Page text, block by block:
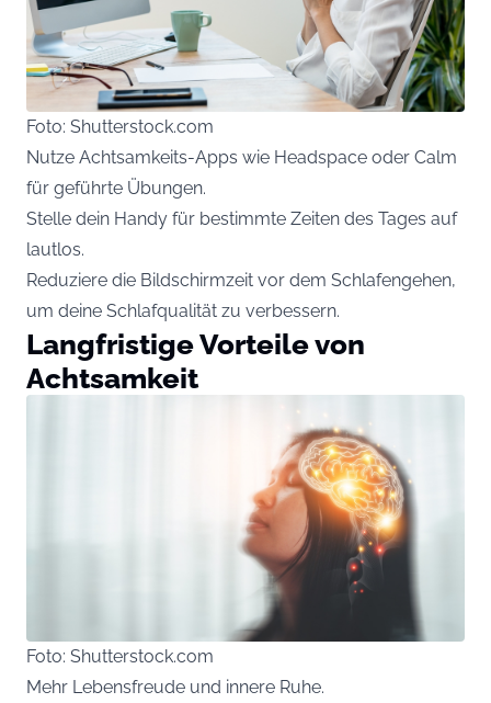
Foto: Shutterstock.com
Nutze Achtsamkeits-Apps wie Headspace oder Calm
für geführte Übungen.
Stelle dein Handy für bestimmte Zeiten des Tages auf
lautlos.
Reduziere die Bildschirmzeit vor dem Schlafengehen,
um deine Schlafqualität zu verbessern.
Langfristige Vorteile von
Achtsamkeit
Foto: Shutterstock.com
Mehr Lebensfreude und innere Ruhe.